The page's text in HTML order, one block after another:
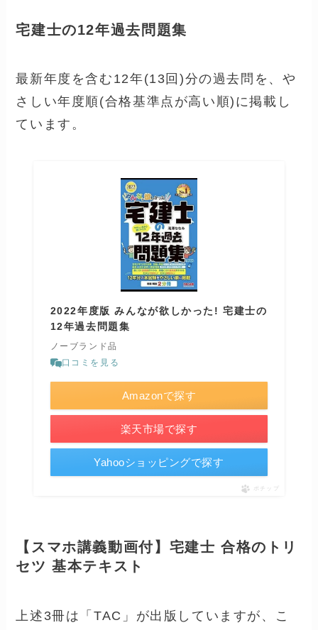
宅建士の12年過去問題集
最新年度を含む12年(13回)分の過去問を、や
さしい年度順(合格基準点が高い順)に掲載し
ています。
2022年度版 みんなが欲しかった! 宅建士の
12年過去問題集
ノーブランド品
口コミを見る
Amazonで探す
楽天市場で探す
Yahooショッピングで探す
ポチップ
【スマホ講義動画付】宅建士 合格のトリ
セツ 基本テキスト
上述3冊は「TAC」が出版していますが、こ